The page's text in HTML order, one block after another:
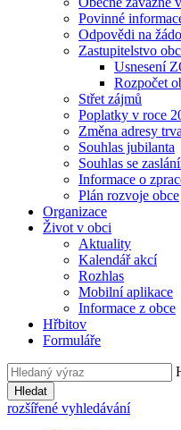
Povinné
Odpovědi na
Zastupitelstvo
Usnesení
Rozpočet
Střet zájmů
Poplatky v roce
Změna adresy
Souhlas jubilanta
Souhlas se
Informace o
Plán rozvoje obce
Organizace
Život v obci
Aktuality
Kalendář akcí
Rozhlas
Mobilní aplikace
Informace z obce
Hřbitov
Formuláře
Hledat
rozšířené vyhledávání